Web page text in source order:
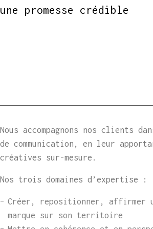
une promesse crédible
Nous accompagnons nos clients
de communication, en leur
créatives sur-mesure.
Nos trois domaines d’expertise :
Créer, repositionner, affirmer
marque sur son territoire